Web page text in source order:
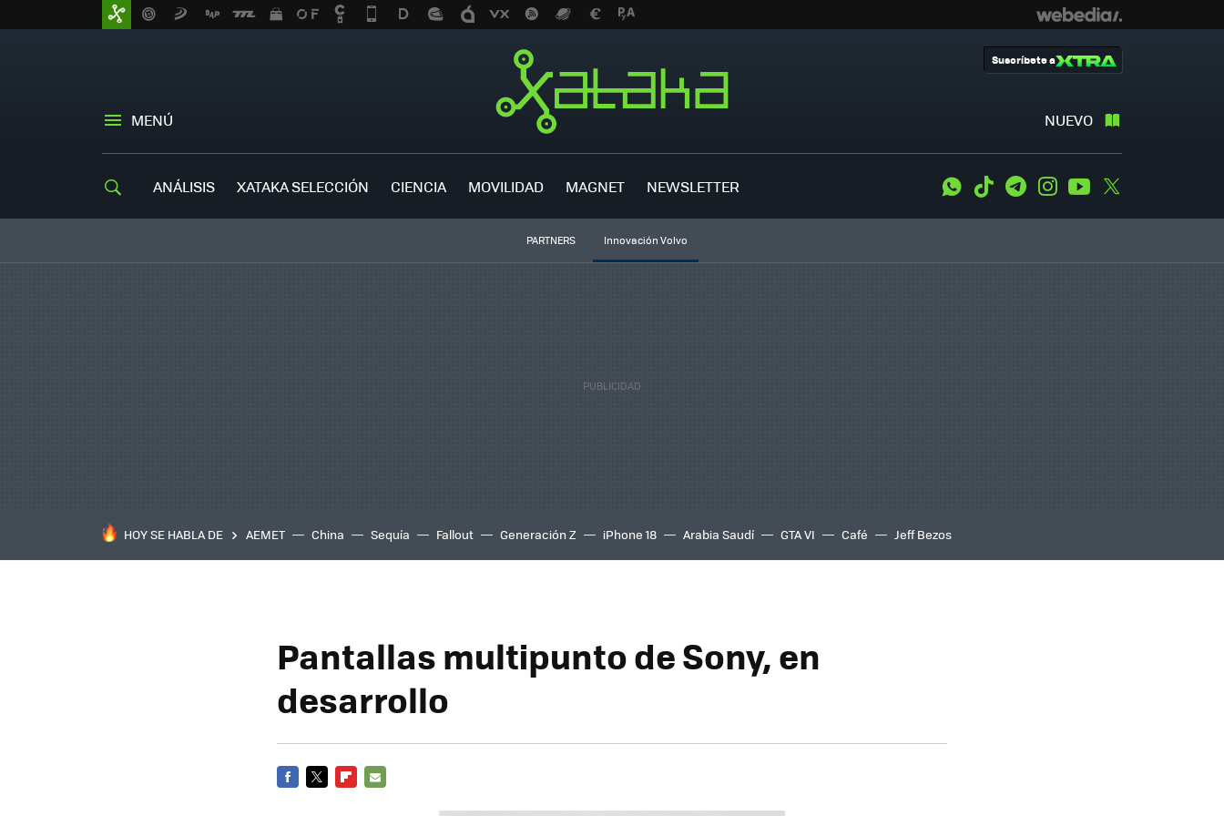
MENÚ NUEVO
Suscríbete a
ANÁLISIS XATAKA SELECCIÓN CIENCIA MOVILIDAD MAGNET NEWSLETTER WhatsApp
Tiktok TelegramInstagramYoutube
PARTNERS Innovación Volvo
HOY SE HABLA DE AEMET China Sequía Fallout Generación Z iPhone 18 Arabia Saudí GTA VI Café Jeff Bezos
Pantallas multipunto de Sony, en
desarrollo